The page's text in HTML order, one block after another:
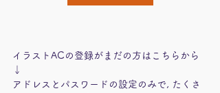
イラストACの登録がまだの方はこちらから
↓
アドレスとパスワードの設定のみで, たくさ